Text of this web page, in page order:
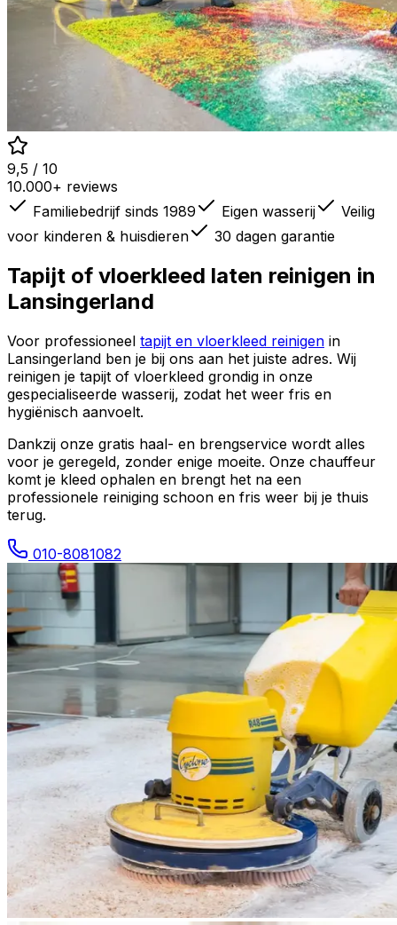
9,5 / 10
10.000+ reviews
Familiebedrijf sinds 1989
Eigen wasserij
Veilig
voor kinderen & huisdieren
30 dagen garantie
Tapijt of vloerkleed laten reinigen in
Lansingerland
Voor professioneel tapijt en vloerkleed reinigen in
Lansingerland ben je bij ons aan het juiste adres. Wij
reinigen je tapijt of vloerkleed grondig in onze
gespecialiseerde wasserij, zodat het weer fris en
hygiënisch aanvoelt.
Dankzij onze gratis haal- en brengservice wordt alles
voor je geregeld, zonder enige moeite. Onze chauffeur
komt je kleed ophalen en brengt het na een
professionele reiniging schoon en fris weer bij je thuis
terug.
010-8081082